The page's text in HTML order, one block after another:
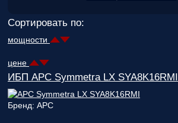
Сортировать по:
мощности
цене
ИБП APC Symmetra LX SYA8K16RMI
Бренд: APC